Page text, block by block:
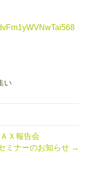
い
Ｘ報告会
ミナーのお知らせ →